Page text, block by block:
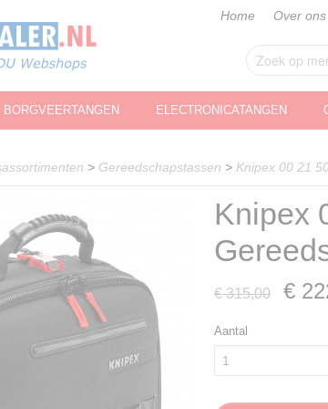
Home Over ons
BORGVEERTANGEN ELECTRONICATANGEN
> Gereedschapstassen > Knipex 00 21
Knipex
€ 315,00 €
Aantal